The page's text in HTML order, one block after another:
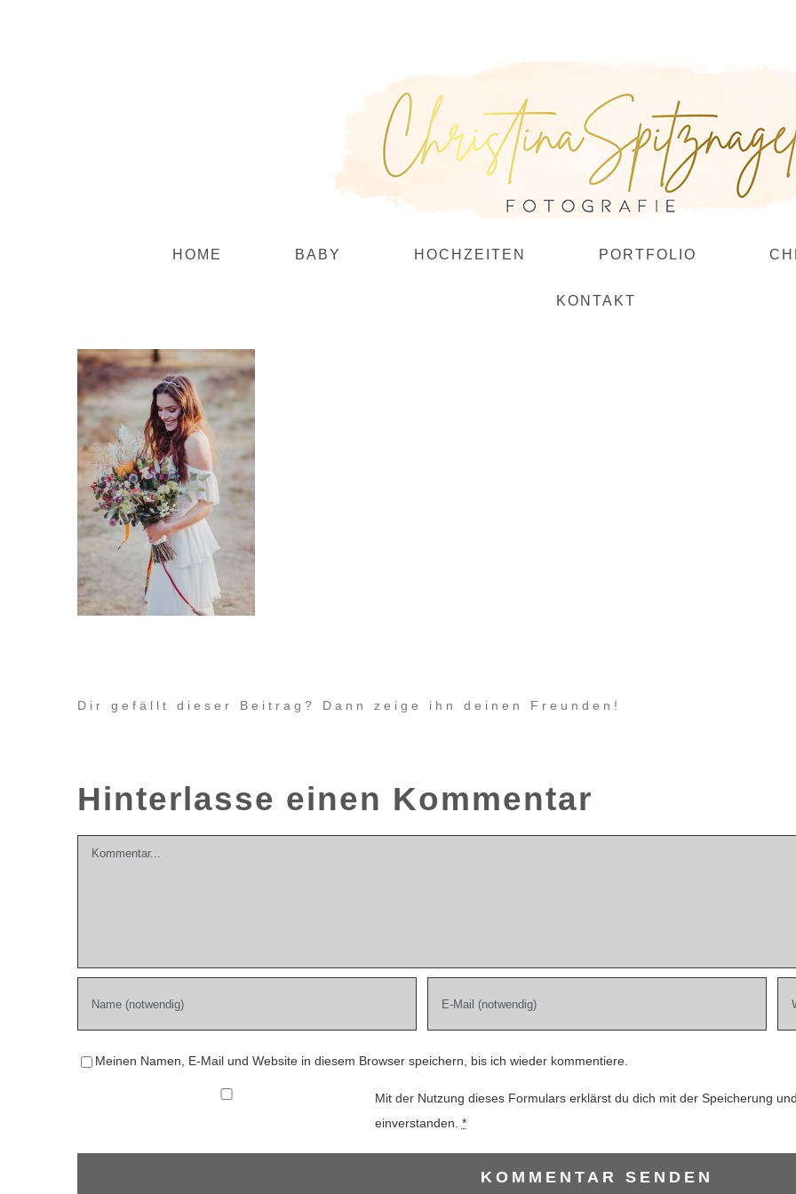
HOME BABY HOCHZEITEN PORTFOLIO
KONTAKT
Dir gefällt dieser Beitrag? Dann zeige ihn deinen Freunden!
Hinterlasse einen Kommentar
Kommentar
Meinen Namen, E-Mail und Website in diesem Browser speichern, bis ich wieder kommentiere.
Mit der Nutzung dieses Formulars erklärst du dich mit der Speicherung
einverstanden. *